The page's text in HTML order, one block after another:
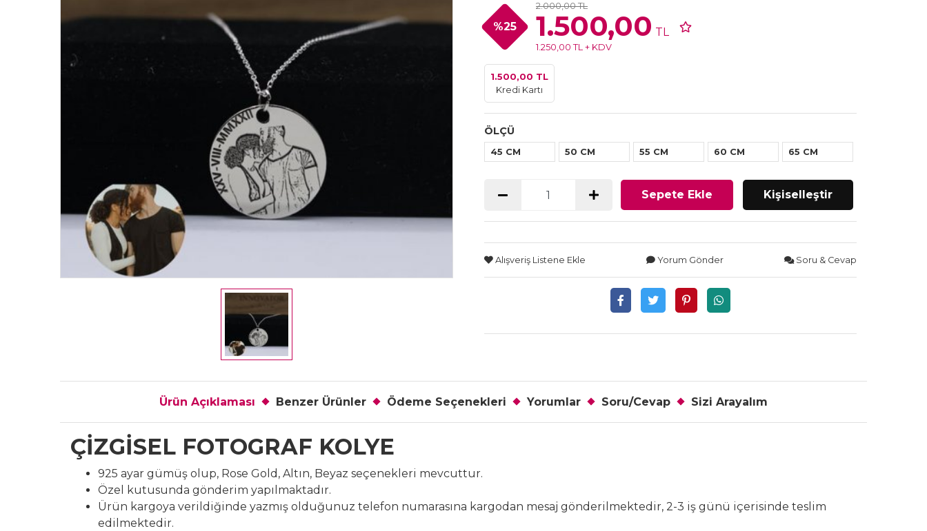
%25
2.000,00 TL
1.500,00 TL
1.250,00 TL + KDV
1.500,00 TL
Kredi Kartı
ÖLÇÜ
45 CM 50 CM 55 CM 60 CM 65 CM
Sepete Ekle Kişiselleştir
Alışveriş Listene Ekle Yorum Gönder Soru & Cevap
Ürün Açıklaması Benzer Ürünler Ödeme Seçenekleri Yorumlar Soru/Cevap Sizi Arayalım
ÇİZGİSEL FOTOGRAF KOLYE
925 ayar gümüş olup, Rose Gold, Altın, Beyaz seçenekleri mevcuttur.
Özel kutusunda gönderim yapılmaktadır.
Ürün kargoya verildiğinde yazmış olduğunuz telefon numarasına kargodan mesaj gönderilmektedir, 2-3 iş günü içerisinde teslim
edilmektedir.